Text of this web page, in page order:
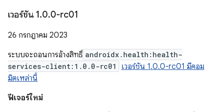
เวอร์ชัน 1.0.0-rc01
26 กรกฎาคม 2023
ระบบจะถอนการอ้างสิทธิ์ androidx.health:health-
services-client:1.0.0-rc01
เวอร์ชัน 1.0.0-rc01 มีคอม
มิตเหล่านี้
ฟีเจอร์ใหม่